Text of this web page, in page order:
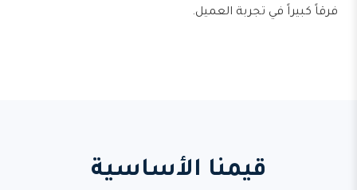
فرقاً كبيراً في تجربة العميل.
قيمنا الأساسية